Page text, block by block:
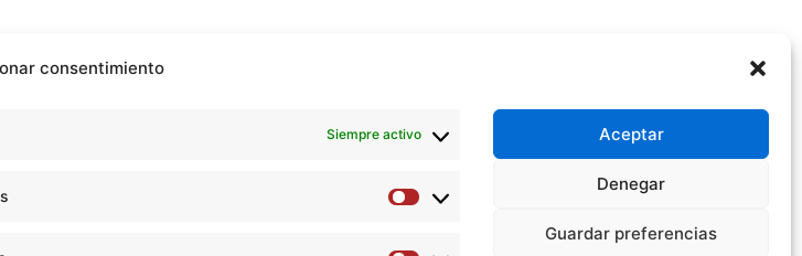
consentimiento
Siempre activo
Preferencias
Aceptar
Denegar
Guardar preferencias
adquirir experiencia real en cirugía abierta, una competencia imprescindible
solicitar plaza lo antes posible.